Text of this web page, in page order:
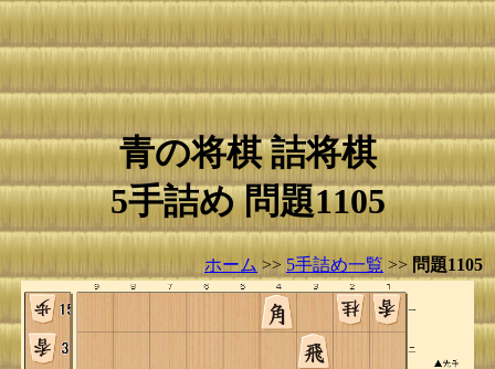
青の将棋 詰将棋
5手詰め 問題1105
ホーム >> 5手詰め一覧 >> 問題1105